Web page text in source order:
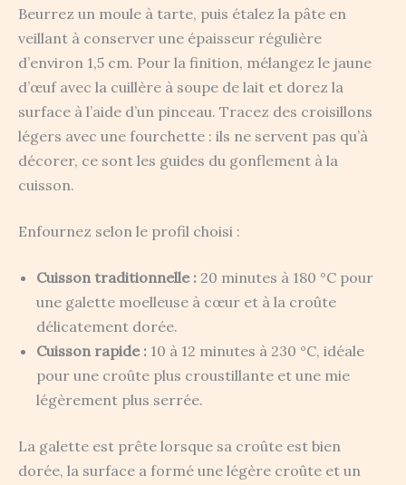
Beurrez un moule à tarte, puis étalez la pâte en
veillant à conserver une épaisseur régulière
d’environ 1,5 cm. Pour la finition, mélangez le jaune
d’œuf avec la cuillère à soupe de lait et dorez la
surface à l’aide d’un pinceau. Tracez des croisillons
légers avec une fourchette : ils ne servent pas qu’à
décorer, ce sont les guides du gonflement à la
cuisson.
Enfournez selon le profil choisi :
Cuisson traditionnelle : 20 minutes à 180 °C pour
une galette moelleuse à cœur et à la croûte
délicatement dorée.
Cuisson rapide : 10 à 12 minutes à 230 °C, idéale
pour une croûte plus croustillante et une mie
légèrement plus serrée.
La galette est prête lorsque sa croûte est bien
dorée, la surface a formé une légère croûte et un